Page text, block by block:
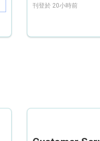
刊登於 20小時前